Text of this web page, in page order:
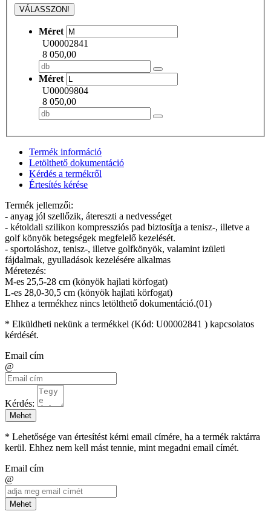
VÁLASSZON!
Méret
U00002841
8 050,00
Méret
U00009804
8 050,00
Termék információ
Letölthető dokumentáció
Kérdés a termékről
Értesítés kérése
Termék jellemzői:
- anyag jól szellőzik, átereszti a nedvességet
- kétoldali szilikon kompressziós pad biztosítja a tenisz-, illetve a
golf könyök betegségek megfelelő kezelését.
- sportoláshoz, tenisz-, illetve golfkönyök, valamint izületi
fájdalmak, gyulladások kezelésére alkalmas
Méretezés:
M-es 25,5-28 cm (könyök hajlati körfogat)
L-es 28,0-30,5 cm (könyök hajlati körfogat)
Ehhez a termékhez nincs letölthető dokumentáció.(01)
* Elküldheti nekünk a termékkel (Kód: U00002841 ) kapcsolatos
kérdését.
Email cím
@
Kérdés:
Mehet
* Lehetősége van értesítést kérni email címére, ha a termék raktárra
kerül. Ehhez nem kell mást tennie, mint megadni email címét.
Email cím
@
Mehet